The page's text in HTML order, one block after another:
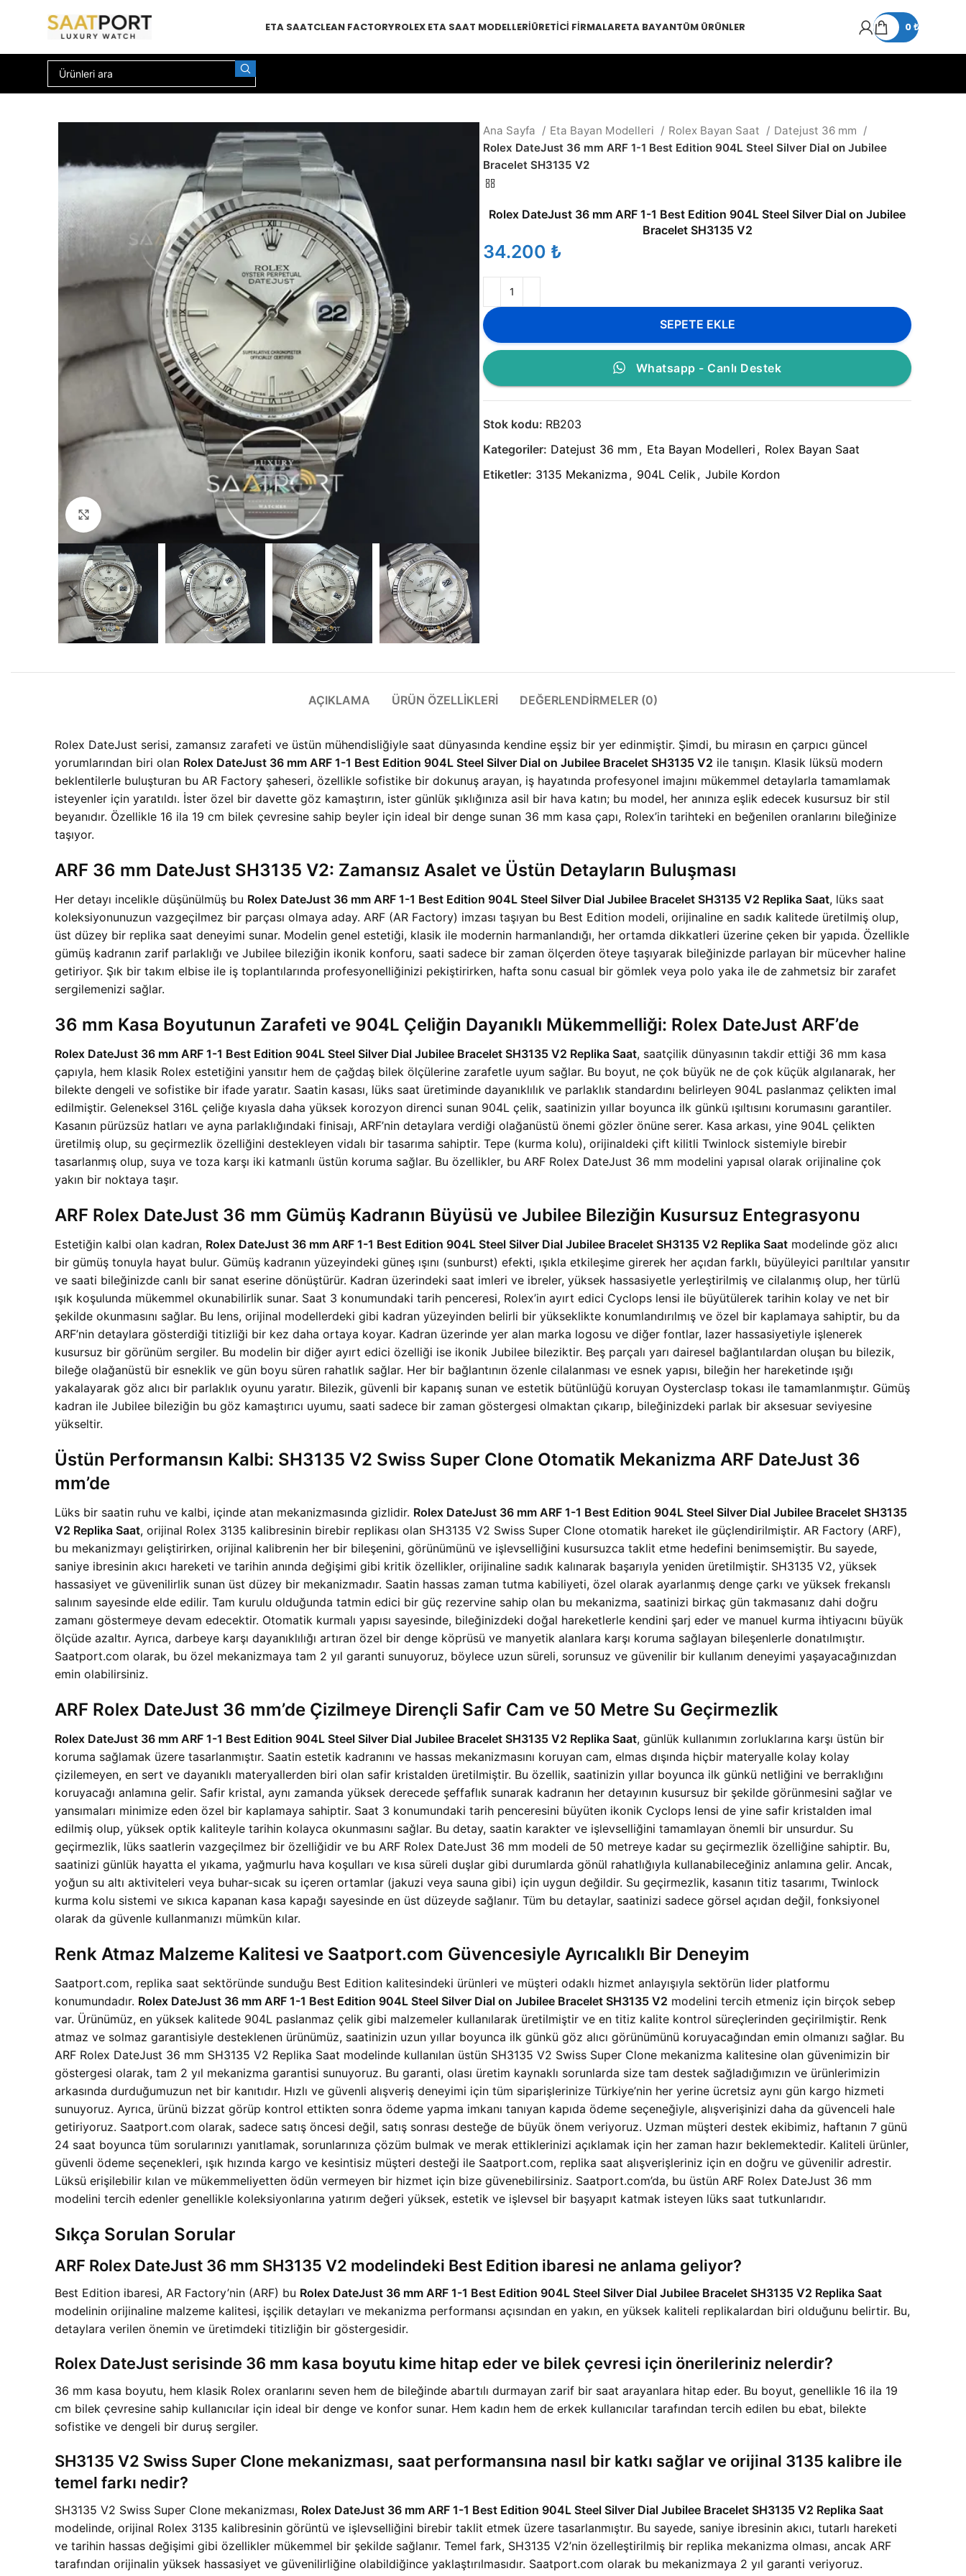
ETA SAATCLEAN FACTORYROLEX ETA SAAT MODELLERIÜRETICI FIRMALARETA BAYANTÜM ÜRÜNLER 0₺
Büyütmek için tıklayın
Ana Sayfa Eta Bayan Modelleri Rolex Bayan Saat
Datejust 36 mm
Rolex DateJust 36 mm ARF 1-1 Best Edition 904L Steel Silver Dial on Jubilee
Bracelet SH3135 V2
Rolex DateJust 36 mm ARF 1-1 Best Edition 904L Steel Silver Dial on Jubilee
Bracelet SH3135 V2
₺
SEPETE EKLE
Whatsapp - Canlı Destek
Stok kodu: RB203
Kategoriler: Datejust 36 mm , Eta Bayan Modelleri , Rolex Bayan Saat
Etiketler: 3135 Mekanizma , 904L Celik , Jubile Kordon
AÇIKLAMA ÜRÜN ÖZELLIKLERI DEĞERLENDIRMELER (0)
Rolex DateJust serisi, zamansız zarafeti ve üstün mühendisliğiyle saat dünyasında kendine eşsiz bir yer edinmiştir. Şimdi, bu mirasın en çarpıcı güncel
yorumlarından biri olan Rolex DateJust 36 mm ARF 1-1 Best Edition 904L Steel Silver Dial on Jubilee Bracelet SH3135 V2 ile tanışın. Klasik lüksü modern
beklentilerle buluşturan bu AR Factory şaheseri, özellikle sofistike bir dokunuş arayan, iş hayatında profesyonel imajını mükemmel detaylarla tamamlamak
isteyenler için yaratıldı. İster özel bir davette göz kamaştırın, ister günlük şıklığınıza asil bir hava katın; bu model, her anınıza eşlik edecek kusursuz bir stil
beyanıdır. Özellikle 16 ila 19 cm bilek çevresine sahip beyler için ideal bir denge sunan 36 mm kasa çapı, Rolex’in tarihteki en beğenilen oranlarını bileğinize
taşıyor.
ARF 36 mm DateJust SH3135 V2: Zamansız Asalet ve Üstün Detayların Buluşması
Her detayı incelikle düşünülmüş bu Rolex DateJust 36 mm ARF 1-1 Best Edition 904L Steel Silver Dial Jubilee Bracelet SH3135 V2 Replika Saat, lüks saat
koleksiyonunuzun vazgeçilmez bir parçası olmaya aday. ARF (AR Factory) imzası taşıyan bu Best Edition modeli, orijinaline en sadık kalitede üretilmiş olup,
üst düzey bir replika saat deneyimi sunar. Modelin genel estetiği, klasik ile modernin harmanlandığı, her ortamda dikkatleri üzerine çeken bir yapıda. Özellikle
gümüş kadranın zarif parlaklığı ve Jubilee bileziğin ikonik konforu, saati sadece bir zaman ölçerden öteye taşıyarak bileğinizde parlayan bir mücevher haline
getiriyor. Şık bir takım elbise ile iş toplantılarında profesyonelliğinizi pekiştirirken, hafta sonu casual bir gömlek veya polo yaka ile de zahmetsiz bir zarafet
sergilemenizi sağlar.
36 mm Kasa Boyutunun Zarafeti ve 904L Çeliğin Dayanıklı Mükemmelliği: Rolex DateJust ARF’de
Rolex DateJust 36 mm ARF 1-1 Best Edition 904L Steel Silver Dial Jubilee Bracelet SH3135 V2 Replika Saat, saatçilik dünyasının takdir ettiği 36 mm kasa
çapıyla, hem klasik Rolex estetiğini yansıtır hem de çağdaş bilek ölçülerine zarafetle uyum sağlar. Bu boyut, ne çok büyük ne de çok küçük algılanarak, her
bilekte dengeli ve sofistike bir ifade yaratır. Saatin kasası, lüks saat üretiminde dayanıklılık ve parlaklık standardını belirleyen 904L paslanmaz çelikten imal
edilmiştir. Geleneksel 316L çeliğe kıyasla daha yüksek korozyon direnci sunan 904L çelik, saatinizin yıllar boyunca ilk günkü ışıltısını korumasını garantiler.
Kasanın pürüzsüz hatları ve ayna parlaklığındaki finisajı, ARF’nin detaylara verdiği olağanüstü önemi gözler önüne serer. Kasa arkası, yine 904L çelikten
üretilmiş olup, su geçirmezlik özelliğini destekleyen vidalı bir tasarıma sahiptir. Tepe (kurma kolu), orijinaldeki çift kilitli Twinlock sistemiyle birebir
tasarlanmış olup, suya ve toza karşı iki katmanlı üstün koruma sağlar. Bu özellikler, bu ARF Rolex DateJust 36 mm modelini yapısal olarak orijinaline çok
yakın bir noktaya taşır.
ARF Rolex DateJust 36 mm Gümüş Kadranın Büyüsü ve Jubilee Bileziğin Kusursuz Entegrasyonu
Estetiğin kalbi olan kadran, Rolex DateJust 36 mm ARF 1-1 Best Edition 904L Steel Silver Dial Jubilee Bracelet SH3135 V2 Replika Saat modelinde göz alıcı
bir gümüş tonuyla hayat bulur. Gümüş kadranın yüzeyindeki güneş ışını (sunburst) efekti, ışıkla etkileşime girerek her açıdan farklı, büyüleyici parıltılar yansıtır
ve saati bileğinizde canlı bir sanat eserine dönüştürür. Kadran üzerindeki saat imleri ve ibreler, yüksek hassasiyetle yerleştirilmiş ve cilalanmış olup, her türlü
ışık koşulunda mükemmel okunabilirlik sunar. Saat 3 konumundaki tarih penceresi, Rolex’in ayırt edici Cyclops lensi ile büyütülerek tarihin kolay ve net bir
şekilde okunmasını sağlar. Bu lens, orijinal modellerdeki gibi kadran yüzeyinden belirli bir yükseklikte konumlandırılmış ve özel bir kaplamaya sahiptir, bu da
ARF’nin detaylara gösterdiği titizliği bir kez daha ortaya koyar. Kadran üzerinde yer alan marka logosu ve diğer fontlar, lazer hassasiyetiyle işlenerek
kusursuz bir görünüm sergiler. Bu modelin bir diğer ayırt edici özelliği ise ikonik Jubilee bileziktir. Beş parçalı yarı dairesel bağlantılardan oluşan bu bilezik,
bileğe olağanüstü bir esneklik ve gün boyu süren rahatlık sağlar. Her bir bağlantının özenle cilalanması ve esnek yapısı, bileğin her hareketinde ışığı
yakalayarak göz alıcı bir parlaklık oyunu yaratır. Bilezik, güvenli bir kapanış sunan ve estetik bütünlüğü koruyan Oysterclasp tokası ile tamamlanmıştır. Gümüş
kadran ile Jubilee bileziğin bu göz kamaştırıcı uyumu, saati sadece bir zaman göstergesi olmaktan çıkarıp, bileğinizdeki parlak bir aksesuar seviyesine
yükseltir.
Üstün Performansın Kalbi: SH3135 V2 Swiss Super Clone Otomatik Mekanizma ARF DateJust 36
mm’de
Lüks bir saatin ruhu ve kalbi, içinde atan mekanizmasında gizlidir. Rolex DateJust 36 mm ARF 1-1 Best Edition 904L Steel Silver Dial Jubilee Bracelet SH3135
V2 Replika Saat, orijinal Rolex 3135 kalibresinin birebir replikası olan SH3135 V2 Swiss Super Clone otomatik hareket ile güçlendirilmiştir. AR Factory (ARF),
bu mekanizmayı geliştirirken, orijinal kalibrenin her bir bileşenini, görünümünü ve işlevselliğini kusursuzca taklit etme hedefini benimsemiştir. Bu sayede,
saniye ibresinin akıcı hareketi ve tarihin anında değişimi gibi kritik özellikler, orijinaline sadık kalınarak başarıyla yeniden üretilmiştir. SH3135 V2, yüksek
hassasiyet ve güvenilirlik sunan üst düzey bir mekanizmadır. Saatin hassas zaman tutma kabiliyeti, özel olarak ayarlanmış denge çarkı ve yüksek frekanslı
salınım sayesinde elde edilir. Tam kurulu olduğunda tatmin edici bir güç rezervine sahip olan bu mekanizma, saatinizi birkaç gün takmasanız dahi doğru
zamanı göstermeye devam edecektir. Otomatik kurmalı yapısı sayesinde, bileğinizdeki doğal hareketlerle kendini şarj eder ve manuel kurma ihtiyacını büyük
ölçüde azaltır. Ayrıca, darbeye karşı dayanıklılığı artıran özel bir denge köprüsü ve manyetik alanlara karşı koruma sağlayan bileşenlerle donatılmıştır.
Saatport.com olarak, bu özel mekanizmaya tam 2 yıl garanti sunuyoruz, böylece uzun süreli, sorunsuz ve güvenilir bir kullanım deneyimi yaşayacağınızdan
emin olabilirsiniz.
ARF Rolex DateJust 36 mm’de Çizilmeye Dirençli Safir Cam ve 50 Metre Su Geçirmezlik
Rolex DateJust 36 mm ARF 1-1 Best Edition 904L Steel Silver Dial Jubilee Bracelet SH3135 V2 Replika Saat, günlük kullanımın zorluklarına karşı üstün bir
koruma sağlamak üzere tasarlanmıştır. Saatin estetik kadranını ve hassas mekanizmasını koruyan cam, elmas dışında hiçbir materyalle kolay kolay
çizilemeyen, en sert ve dayanıklı materyallerden biri olan safir kristalden üretilmiştir. Bu özellik, saatinizin yıllar boyunca ilk günkü netliğini ve berraklığını
koruyacağı anlamına gelir. Safir kristal, aynı zamanda yüksek derecede şeffaflık sunarak kadranın her detayının kusursuz bir şekilde görünmesini sağlar ve
yansımaları minimize eden özel bir kaplamaya sahiptir. Saat 3 konumundaki tarih penceresini büyüten ikonik Cyclops lensi de yine safir kristalden imal
edilmiş olup, yüksek optik kaliteyle tarihin kolayca okunmasını sağlar. Bu detay, saatin karakter ve işlevselliğini tamamlayan önemli bir unsurdur. Su
geçirmezlik, lüks saatlerin vazgeçilmez bir özelliğidir ve bu ARF Rolex DateJust 36 mm modeli de 50 metreye kadar su geçirmezlik özelliğine sahiptir. Bu,
saatinizi günlük hayatta el yıkama, yağmurlu hava koşulları ve kısa süreli duşlar gibi durumlarda gönül rahatlığıyla kullanabileceğiniz anlamına gelir. Ancak,
yoğun su altı aktiviteleri veya buhar-sıcak su içeren ortamlar (jakuzi veya sauna gibi) için uygun değildir. Su geçirmezlik, kasanın titiz tasarımı, Twinlock
kurma kolu sistemi ve sıkıca kapanan kasa kapağı sayesinde en üst düzeyde sağlanır. Tüm bu detaylar, saatinizi sadece görsel açıdan değil, fonksiyonel
olarak da güvenle kullanmanızı mümkün kılar.
Renk Atmaz Malzeme Kalitesi ve Saatport.com Güvencesiyle Ayrıcalıklı Bir Deneyim
Saatport.com, replika saat sektöründe sunduğu Best Edition kalitesindeki ürünleri ve müşteri odaklı hizmet anlayışıyla sektörün lider platformu
konumundadır. Rolex DateJust 36 mm ARF 1-1 Best Edition 904L Steel Silver Dial on Jubilee Bracelet SH3135 V2 modelini tercih etmeniz için birçok sebep
var. Ürünümüz, en yüksek kalitede 904L paslanmaz çelik gibi malzemeler kullanılarak üretilmiştir ve en titiz kalite kontrol süreçlerinden geçirilmiştir. Renk
atmaz ve solmaz garantisiyle desteklenen ürünümüz, saatinizin uzun yıllar boyunca ilk günkü göz alıcı görünümünü koruyacağından emin olmanızı sağlar. Bu
ARF Rolex DateJust 36 mm SH3135 V2 Replika Saat modelinde kullanılan üstün SH3135 V2 Swiss Super Clone mekanizma kalitesine olan güvenimizin bir
göstergesi olarak, tam 2 yıl mekanizma garantisi sunuyoruz. Bu garanti, olası üretim kaynaklı sorunlarda size tam destek sağladığımızın ve ürünlerimizin
arkasında durduğumuzun net bir kanıtıdır. Hızlı ve güvenli alışveriş deneyimi için tüm siparişlerinize Türkiye’nin her yerine ücretsiz aynı gün kargo hizmeti
sunuyoruz. Ayrıca, ürünü bizzat görüp kontrol ettikten sonra ödeme yapma imkanı tanıyan kapıda ödeme seçeneğiyle, alışverişinizi daha da güvenceli hale
getiriyoruz. Saatport.com olarak, sadece satış öncesi değil, satış sonrası desteğe de büyük önem veriyoruz. Uzman müşteri destek ekibimiz, haftanın 7 günü
24 saat boyunca tüm sorularınızı yanıtlamak, sorunlarınıza çözüm bulmak ve merak ettiklerinizi açıklamak için her zaman hazır beklemektedir. Kaliteli ürünler,
güvenli ödeme seçenekleri, ışık hızında kargo ve kesintisiz müşteri desteği ile Saatport.com, replika saat alışverişleriniz için en doğru ve güvenilir adrestir.
Lüksü erişilebilir kılan ve mükemmeliyetten ödün vermeyen bir hizmet için bize güvenebilirsiniz. Saatport.com’da, bu üstün ARF Rolex DateJust 36 mm
modelini tercih edenler genellikle koleksiyonlarına yatırım değeri yüksek, estetik ve işlevsel bir başyapıt katmak isteyen lüks saat tutkunlarıdır.
Sıkça Sorulan Sorular
ARF Rolex DateJust 36 mm SH3135 V2 modelindeki Best Edition ibaresi ne anlama geliyor?
Best Edition ibaresi, AR Factory’nin (ARF) bu Rolex DateJust 36 mm ARF 1-1 Best Edition 904L Steel Silver Dial Jubilee Bracelet SH3135 V2 Replika Saat
modelinin orijinaline malzeme kalitesi, işçilik detayları ve mekanizma performansı açısından en yakın, en yüksek kaliteli replikalardan biri olduğunu belirtir. Bu,
detaylara verilen önemin ve üretimdeki titizliğin bir göstergesidir.
Rolex DateJust serisinde 36 mm kasa boyutu kime hitap eder ve bilek çevresi için önerileriniz nelerdir?
36 mm kasa boyutu, hem klasik Rolex oranlarını seven hem de bileğinde abartılı durmayan zarif bir saat arayanlara hitap eder. Bu boyut, genellikle 16 ila 19
cm bilek çevresine sahip kullanıcılar için ideal bir denge ve konfor sunar. Hem kadın hem de erkek kullanıcılar tarafından tercih edilen bu ebat, bilekte
sofistike ve dengeli bir duruş sergiler.
SH3135 V2 Swiss Super Clone mekanizması, saat performansına nasıl bir katkı sağlar ve orijinal 3135 kalibre ile
temel farkı nedir?
SH3135 V2 Swiss Super Clone mekanizması, Rolex DateJust 36 mm ARF 1-1 Best Edition 904L Steel Silver Dial Jubilee Bracelet SH3135 V2 Replika Saat
modelinde, orijinal Rolex 3135 kalibresinin görüntü ve işlevselliğini birebir taklit etmek üzere tasarlanmıştır. Bu sayede, saniye ibresinin akıcı, tutarlı hareketi
ve tarihin hassas değişimi gibi özellikler mükemmel bir şekilde sağlanır. Temel fark, SH3135 V2’nin özelleştirilmiş bir replika mekanizma olması, ancak ARF
tarafından orijinalin yüksek hassasiyet ve güvenilirliğine olabildiğince yaklaştırılmasıdır. Saatport.com olarak bu mekanizmaya 2 yıl garanti veriyoruz.